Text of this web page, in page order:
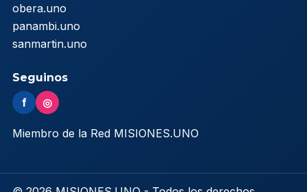
obera.uno
panambi.uno
sanmartin.uno
Seguinos
f ◎
Miembro de la Red MISIONES.UNO